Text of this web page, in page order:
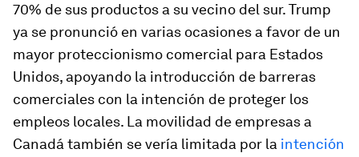
70% de sus productos a su vecino del sur. Trump
ya se pronunció en varias ocasiones a favor de un
mayor proteccionismo comercial para Estados
Unidos, apoyando la introducción de barreras
comerciales con la intención de proteger los
empleos locales. La movilidad de empresas a
Canadá también se vería limitada por la intención